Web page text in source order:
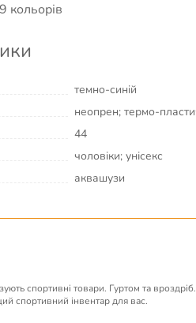
кольорів
темно-синій
неопрен; термо-
44
чоловіки; унісекс
аквашузи
спортивні товари. Гуртом та вроздріб.
спортивний інвентар для вас.